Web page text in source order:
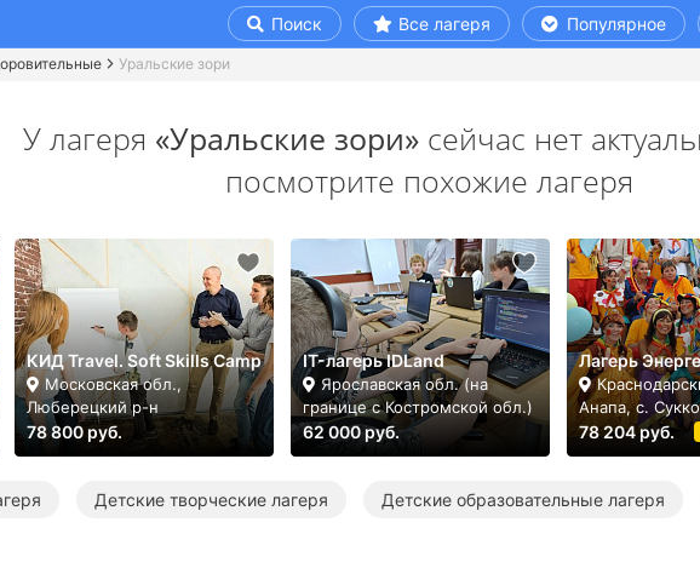
Поиск Все лагеря Популярное
Уральские зори
У лагеря «Уральские зори»сейчас нет
посмотрите похожие лагеря
КИД Travel. Soft Skills Camp
Московская обл.,
Люберецкий р-н
78 800 руб.
IT-лагерь IDLand
Ярославская обл. (на
границе с Костромской обл.)
62 000 руб.
Лагерь
Анапа, с. Сукко
78 204 руб.
Детские творческие лагеря Детские образовательные лагеря